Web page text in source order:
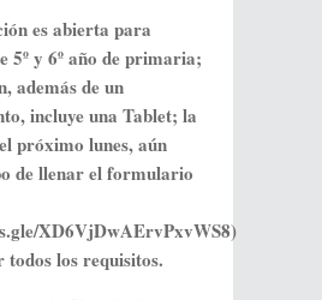
es abierta para
5º y 6º año de primaria;
además de un
incluye una Tablet; la
próximo lunes, aún
de llenar el formulario
XD6VjDwAErvPxvWS8)
todos los requisitos.